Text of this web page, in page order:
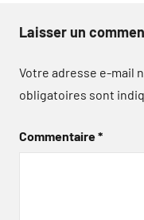
Laisser un
Votre adresse e-mail
obligatoires sont
Commentaire*